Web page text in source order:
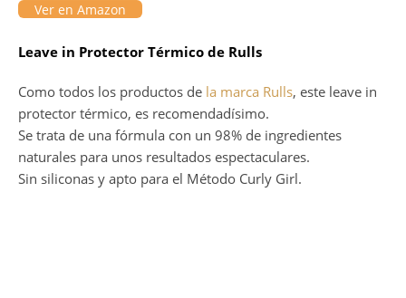
Ver en Amazon
Leave in Protector Térmico de Rulls
Como todos los productos de la marca Rulls, este leave in
protector térmico, es recomendadísimo.
Se trata de una fórmula con un 98% de ingredientes
naturales para unos resultados espectaculares.
Sin siliconas y apto para el Método Curly Girl.